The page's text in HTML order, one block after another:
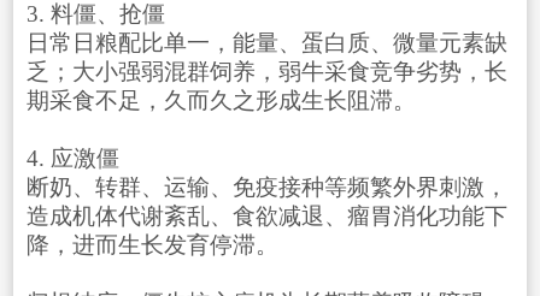
3. 料僵、抢僵
日常日粮配比单一，能量、蛋白质、微量元素缺
乏；大小强弱混群饲养，弱牛采食竞争劣势，长
期采食不足，久而久之形成生长阻滞。
4. 应激僵
断奶、转群、运输、免疫接种等频繁外界刺激，
造成机体代谢紊乱、食欲减退、瘤胃消化功能下
降，进而生长发育停滞。